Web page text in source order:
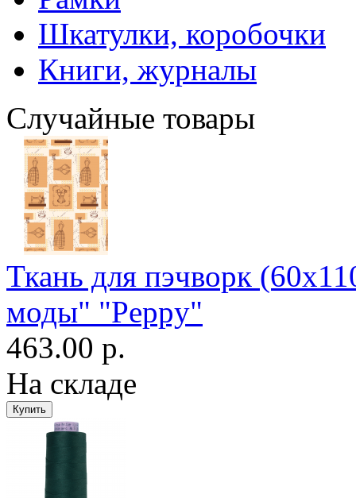
Шкатулки, коробочки
Книги, журналы
Случайные товары
Ткань для пэчворк
моды" "Peppy"
463.00 р.
На складе